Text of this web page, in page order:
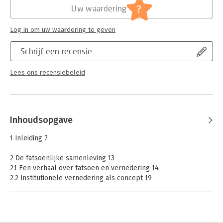
Bestuurskunde
Schrijf een recensie
Lees ons recensiebeleid
Uw waardering ?
Log in om uw waardering te geven
Inhoudsopgave
1 Inleiding 7
2 De fatsoenlijke samenleving 13
2.1 Een verhaal over fatsoen en vernedering 14
2.2 Institutionele vernedering als concept 19